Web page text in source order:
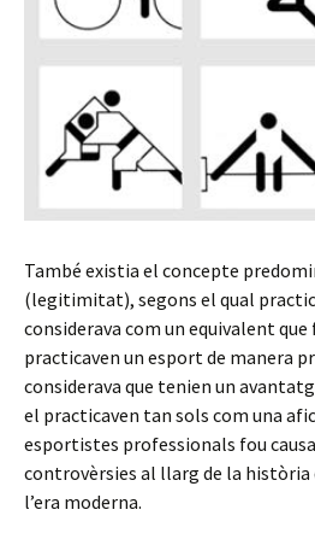
També existia el concepte
(legitimitat), segons el qual
considerava com un equivalent
practicaven un esport de manera
considerava que tenien un
el practicaven tan sols com una
esportistes professionals fou
controvèrsies al llarg de la història
l’era moderna.